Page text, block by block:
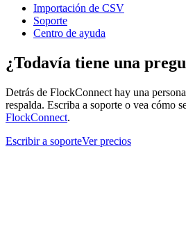
Importación de CSV
Soporte
Centro de ayuda
¿Todavía tiene una
Detrás de FlockConnect hay una
respalda. Escriba a soporte o vea cómo
FlockConnect.
Escribir a soporteVer precios